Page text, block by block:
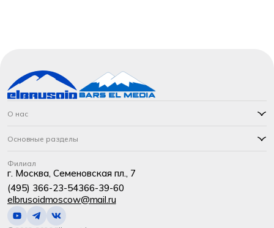
О нас
Основные разделы
Филиал
г. Москва, Семеновская пл., 7
(495) 366-23-54366-39-60
elbrusoidmoscow@mail.ru